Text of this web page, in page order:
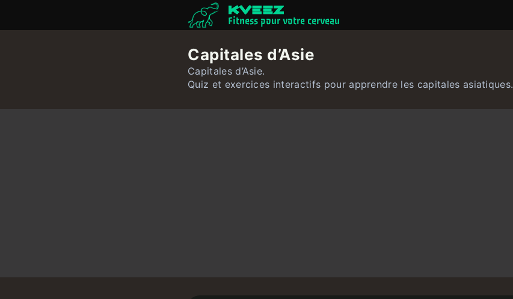
Fitness pour votre cerveau
Utilisateur
Capitales d’Asie
Capitales d’Asie.
Quiz et exercices interactifs pour apprendre les capitales asiatiques.